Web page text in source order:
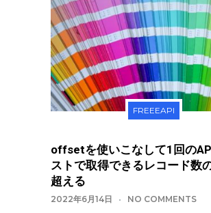
FREEEAPI
offsetを使いこなして1回の
ストで取得できるレコード数
超える
2022年6月14日 NO COMMENTS